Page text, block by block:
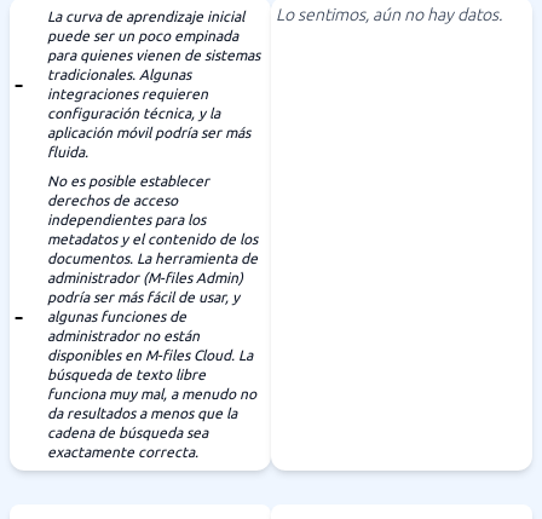
La curva de aprendizaje inicial
puede ser un poco empinada
para quienes vienen de sistemas
tradicionales. Algunas
integraciones requieren
configuración técnica, y la
aplicación móvil podría ser más
fluida.
No es posible establecer
derechos de acceso
independientes para los
metadatos y el contenido de los
documentos. La herramienta de
administrador (M-files Admin)
podría ser más fácil de usar, y
algunas funciones de
administrador no están
disponibles en M-files Cloud. La
búsqueda de texto libre
funciona muy mal, a menudo no
da resultados a menos que la
cadena de búsqueda sea
exactamente correcta.
Lo sentimos, aún no hay datos.